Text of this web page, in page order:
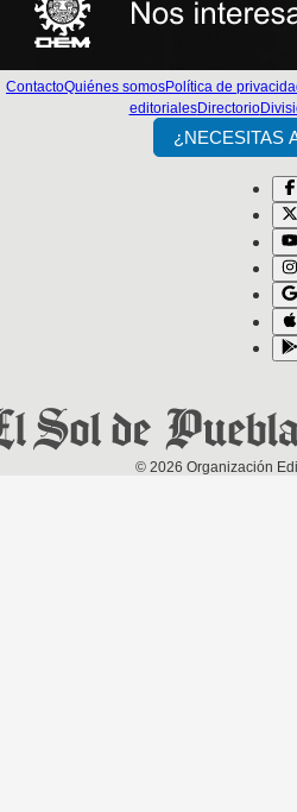
ContactoQuiénes somosPolítica de
editorialesDirectorio
¿NECESITAS
© 2026 Organización